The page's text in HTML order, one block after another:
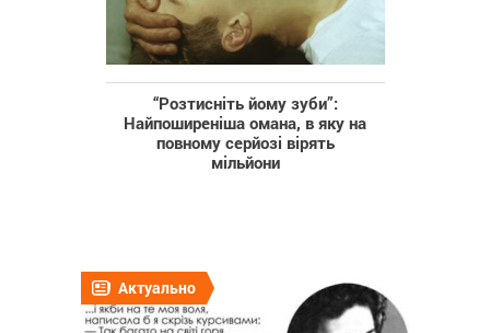
“Розтисніть йому зуби”:
Найпоширеніша омана, в яку на
повному серйозі вірять
мільйони
Актуально